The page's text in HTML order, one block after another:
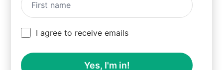
Tente este
Claude Prompt
agora
I agree to receive emails
Yes, I'm in!